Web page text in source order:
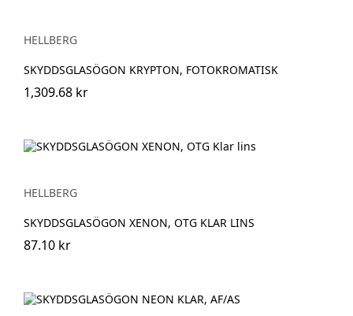
HELLBERG
SKYDDSGLASÖGON KRYPTON, FOTOKROMATISK
1,309.68 kr
HELLBERG
SKYDDSGLASÖGON XENON, OTG KLAR LINS
87.10 kr